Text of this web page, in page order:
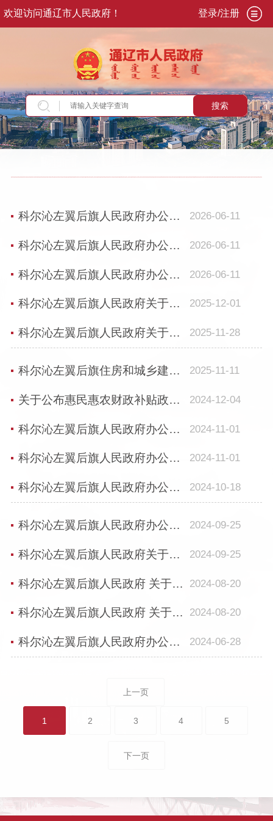
欢迎访问通辽市人民政府！ 登录/注册
搜索
当前位置：首页>专题专栏>利企惠民政策服务
科尔沁左翼后旗人民政府办公室 关于印发《科左后旗2026年政策性农业保险 保费补贴... 2026-06-11
科尔沁左翼后旗人民政府办公室 关于印发《科左后旗2026年政策性农业保险 保费补贴... 2026-06-11
科尔沁左翼后旗人民政府办公室 关于印发《科左后旗2026年政策性农业保险 保费补贴... 2026-06-11
科尔沁左翼后旗人民政府关于印发科左后旗2025年就业促进行动实施方案的通知 2025-12-01
科尔沁左翼后旗人民政府关于印发科左后旗2025年就业促进行动实施方案的通知 2025-11-28
科尔沁左翼后旗住房和城乡建设局关于印发《科左后旗住宅专项维修资金管理办法》的通知 2025-11-11
关于公布惠民惠农财政补贴政策清单的通知 2024-12-04
科尔沁左翼后旗人民政府办公室关于简化10千伏及以下电力线路接入工程审批手续的通知 2024-11-01
科尔沁左翼后旗人民政府办公室关于简化10千伏及以下电力线路接入工程审批手续的通知 2024-11-01
科尔沁左翼后旗人民政府办公室 关于印发《科左后旗2024年玉米、大豆和马铃薯生产者... 2024-10-18
科尔沁左翼后旗人民政府办公室关于印发《科左后旗黑土地保护性耕作推进行动方案（2... 2024-09-25
科尔沁左翼后旗人民政府关于印发《科尔沁左翼后旗高标准农田建设规划（2021~2023年... 2024-09-25
科尔沁左翼后旗人民政府 关于公布实施甘旗卡镇土地定级及基准地价 更新成果的通知 2024-08-20
科尔沁左翼后旗人民政府 关于公布实施甘旗卡镇土地定级及基准地价 更新成果的通知 2024-08-20
科尔沁左翼后旗人民政府办公室 关于印发《科左后旗2024年农业保险保费补贴实施方案... 2024-06-28
上一页
1 2 3 4 5
下一页